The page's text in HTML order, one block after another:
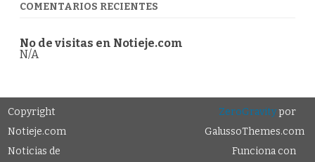
COMENTARIOS RECIENTES
No de visitas en Notieje.com
N/A
Copyright
Notieje.com
Noticias de
ZeroGravitypor
GalussoThemes.com
Funciona con